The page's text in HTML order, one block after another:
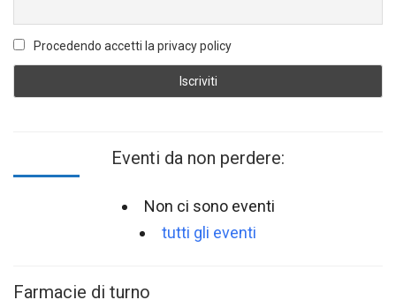
Procedendo accetti la privacy policy
Eventi da non perdere:
Non ci sono eventi
tutti gli eventi
Farmacie di turno